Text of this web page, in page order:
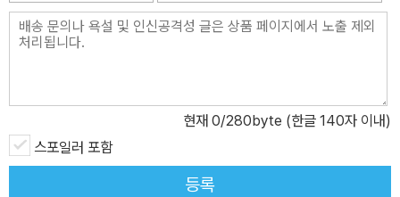
현재 0/280byte (한글 140자 이내)
스포일러 포함
등록